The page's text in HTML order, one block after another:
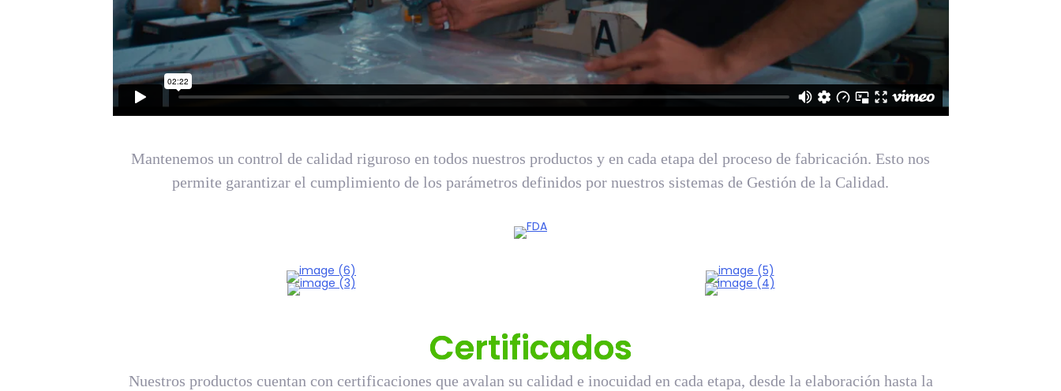
Mantenemos un control de calidad riguroso en todos nuestros productos y en cada etapa del proceso de fabricación. Esto nos
permite garantizar el cumplimiento de los parámetros definidos por nuestros sistemas de Gestión de la Calidad.
Certificados
Nuestros productos cuentan con certificaciones que avalan su calidad e inocuidad en cada etapa, desde la elaboración hasta la